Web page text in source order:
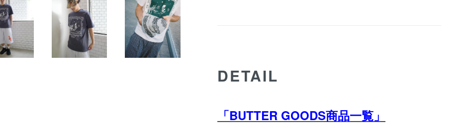
DETAIL
「BUTTER GOODS商品一覧」